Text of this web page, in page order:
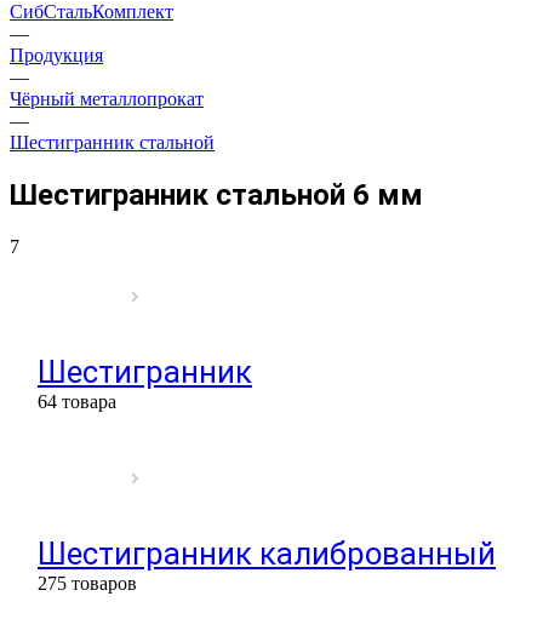
СибСтальКомплект
—
Продукция
—
Чёрный металлопрокат
—
Шестигранник стальной
Шестигранник стальной 6 мм
7
Шестигранник
64 товара
Шестигранник калиброванный
275 товаров